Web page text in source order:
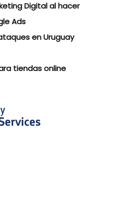
Digital al hacer
Ads
en Uruguay
tiendas online